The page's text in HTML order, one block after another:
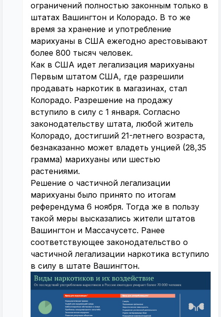
ограничений полностью законным только в
штатах Вашингтон и Колорадо. В то же
время за хранение и употребление
марихуаны в США ежегодно арестовывают
более 800 тысяч человек.
Как в США идет легализация марихуаны
Первым штатом США, где разрешили
продавать наркотик в магазинах, стал
Колорадо. Разрешение на продажу
вступило в силу с 1 января. Согласно
законодательству штата, любой житель
Колорадо, достигший 21-летнего возраста,
безнаказанно может владеть унцией (28,35
грамма) марихуаны или шестью
растениями.
Решение о частичной легализации
марихуаны было принято по итогам
референдума 6 ноября. Тогда же в пользу
такой меры высказались жители штатов
Вашингтон и Массачусетс. Ранее
соответствующее законодательство о
частичной легализации наркотика вступило
в силу в штате Вашингтон.